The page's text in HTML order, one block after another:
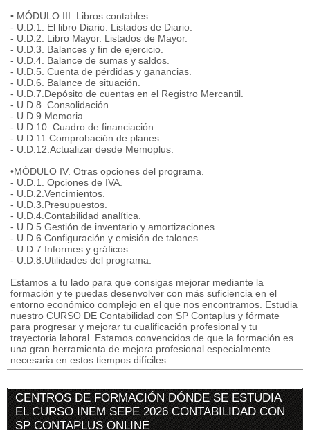
• MÓDULO III. Libros contables
- U.D.1. El libro Diario. Listados de Diario.
- U.D.2. Libro Mayor. Listados de Mayor.
- U.D.3. Balances y fin de ejercicio.
- U.D.4. Balance de sumas y saldos.
- U.D.5. Cuenta de pérdidas y ganancias.
- U.D.6. Balance de situación.
- U.D.7.Depósito de cuentas en el Registro Mercantil.
- U.D.8. Consolidación.
- U.D.9.Memoria.
- U.D.10. Cuadro de financiación.
- U.D.11.Comprobación de planes.
- U.D.12.Actualizar desde Memoplus.
•MÓDULO IV. Otras opciones del programa.
- U.D.1. Opciones de IVA.
- U.D.2.Vencimientos.
- U.D.3.Presupuestos.
- U.D.4.Contabilidad analítica.
- U.D.5.Gestión de inventario y amortizaciones.
- U.D.6.Configuración y emisión de talones.
- U.D.7.Informes y gráficos.
- U.D.8.Utilidades del programa.
Estamos a tu lado para que consigas mejorar mediante la
formación y te puedas desenvolver con más suficiencia en el
entorno económico complejo en el que nos encontramos. Estudia
nuestro CURSO DE Contabilidad con SP Contaplus y fórmate
para progresar y mejorar tu cualificación profesional y tu
trayectoria laboral. Estamos convencidos de que la formación es
una gran herramienta de mejora profesional especialmente
necesaria en estos tiempos difíciles
CENTROS DE FORMACIÓN DÓNDE SE ESTUDIA
EL CURSO INEM SEPE 2026 CONTABILIDAD CON
SP CONTAPLUS ONLINE